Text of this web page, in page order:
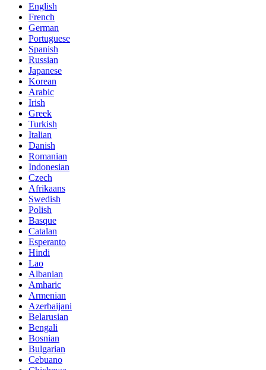
English
French
German
Portuguese
Spanish
Russian
Japanese
Korean
Arabic
Irish
Greek
Turkish
Italian
Danish
Romanian
Indonesian
Czech
Afrikaans
Swedish
Polish
Basque
Catalan
Esperanto
Hindi
Lao
Albanian
Amharic
Armenian
Azerbaijani
Belarusian
Bengali
Bosnian
Bulgarian
Cebuano